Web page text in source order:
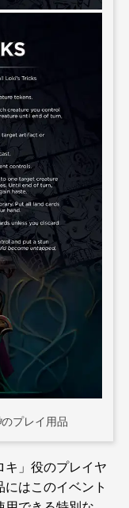
のプレイ用品
キ」役のプレイヤ
はこのイベント